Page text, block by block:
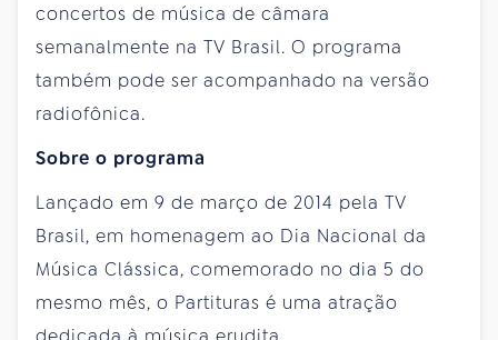
concertos de música de câmara
semanalmente na TV Brasil. O programa
também pode ser acompanhado na versão
radiofônica.
Sobre o programa
Lançado em 9 de março de 2014 pela TV
Brasil, em homenagem ao Dia Nacional da
Música Clássica, comemorado no dia 5 do
mesmo mês, o Partituras é uma atração